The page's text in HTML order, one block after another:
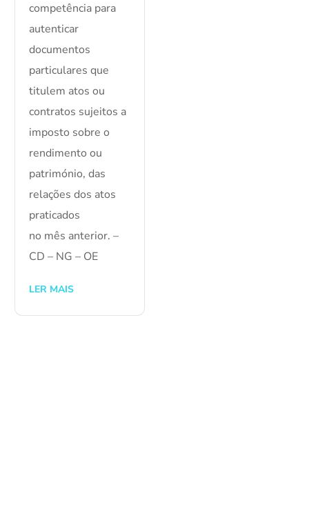
competência para
autenticar
documentos
particulares que
titulem atos ou
contratos sujeitos a
imposto sobre o
rendimento ou
património, das
relações dos atos
praticados
no mês anterior. –
CD – NG – OE
LER MAIS